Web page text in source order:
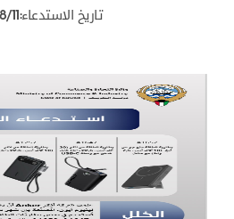
تاريخ الاستدعاء:2025/8/11